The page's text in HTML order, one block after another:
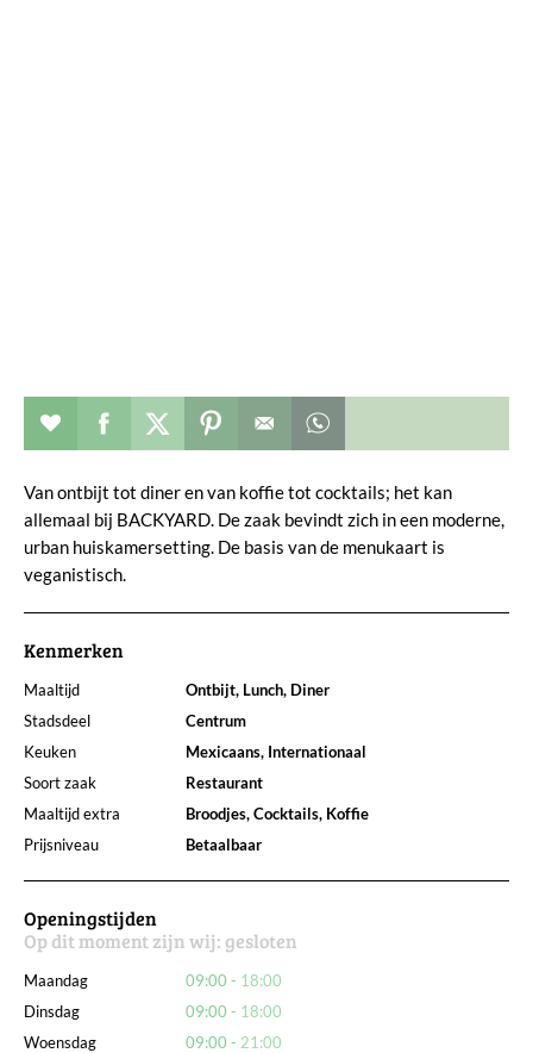
Restaurant toevoegen aan favorieten
Deel dit op facebook
Deel dit op twitter
Deel dit op pinterest
Van ontbijt tot diner en van koffie tot cocktails; het kan
allemaal bij BACKYARD. De zaak bevindt zich in een moderne,
urban huiskamersetting. De basis van de menukaart is
veganistisch.
Kenmerken
Maaltijd
Ontbijt, Lunch, Diner
Stadsdeel
Centrum
Keuken
Mexicaans, Internationaal
Soort zaak
Restaurant
Maaltijd extra
Broodjes, Cocktails, Koffie
Prijsniveau
Betaalbaar
Openingstijden
Op dit moment zijn wij: gesloten
Maandag 09:00
18:00
Dinsdag
09:00
18:00
Woensdag
09:00
21:00